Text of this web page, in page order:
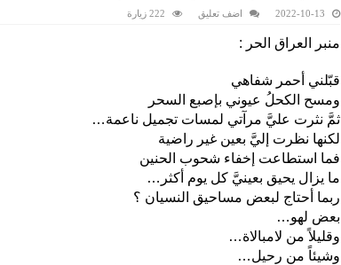
2022-10-13 اضف تعليق 222 زيارة
منبر العراق الحر :
قبّلني أحمر شفاهي
ومسح الكحلُ عيوني بإصبع السحر
ثمَّ نثرت عليَّ مرآتي لمسات تجميل ناعمة…
لكنها نظرت إليَّ بعين غير راضية
فما استطاعت إخفاء شحوب الحنين
ما يزال يحيق بعينيَّ كل يوم أكثر…
ربما أحتاج لبعض مساحيق النسيان ؟
بعض لهو…
وقليلاً من لامبالاة…
وشيئاً من رحيل…